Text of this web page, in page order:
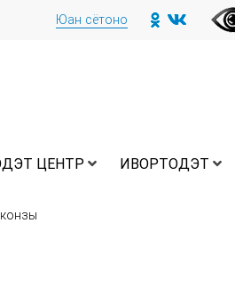
Юан сётоно
ЦЕНТР ИВОРТОДЭТ